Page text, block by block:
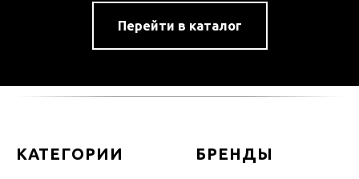
Перейти в каталог
КАТЕГОРИИ БРЕНДЫ